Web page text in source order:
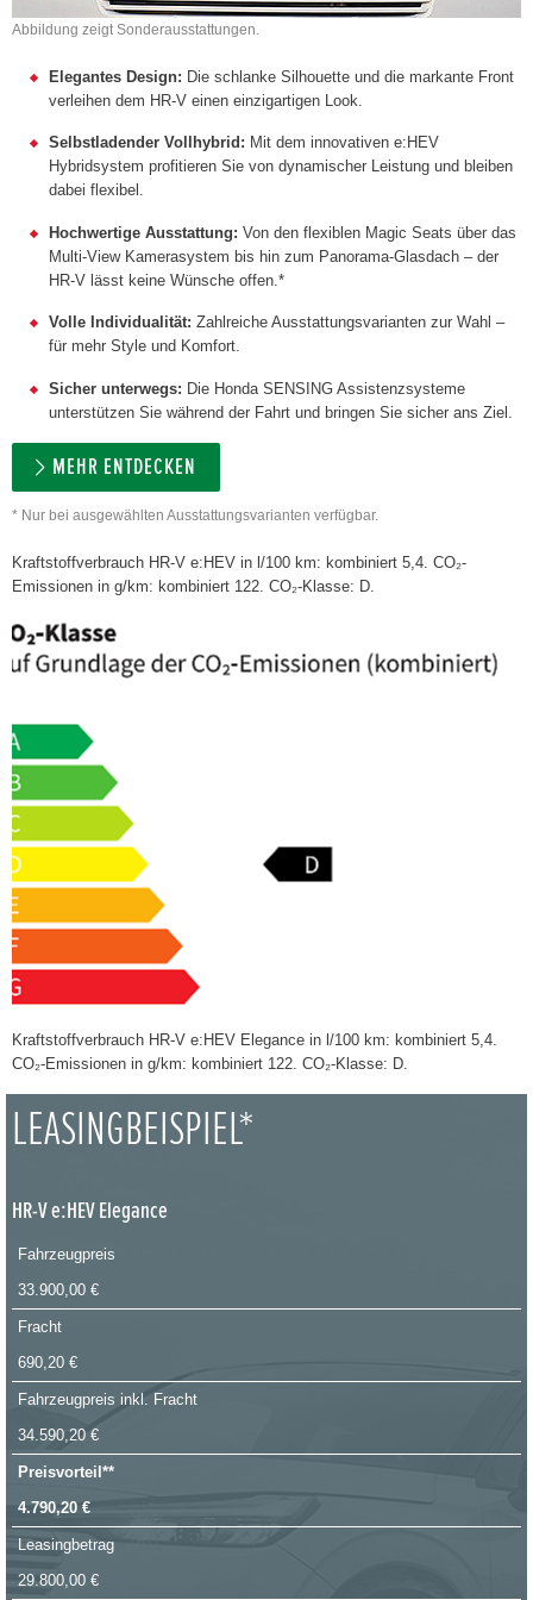
Abbildung zeigt Sonderausstattungen.
Elegantes Design: Die schlanke Silhouette und die markante Front
verleihen dem HR-V einen einzigartigen Look.
Selbstladender Vollhybrid: Mit dem innovativen e:HEV
Hybridsystem profitieren Sie von dynamischer Leistung und bleiben
dabei flexibel.
Hochwertige Ausstattung: Von den flexiblen Magic Seats über das
Multi-View Kamerasystem bis hin zum Panorama-Glasdach – der
HR-V lässt keine Wünsche offen.*
Volle Individualität: Zahlreiche Ausstattungsvarianten zur Wahl –
für mehr Style und Komfort.
Sicher unterwegs: Die Honda SENSING Assistenzsysteme
unterstützen Sie während der Fahrt und bringen Sie sicher ans Ziel.
MEHR ENTDECKEN
* Nur bei ausgewählten Ausstattungsvarianten verfügbar.
Kraftstoffverbrauch HR-V e:HEV in l/100 km: kombiniert 5,4. CO₂-
Emissionen in g/km: kombiniert 122. CO₂-Klasse: D.
Kraftstoffverbrauch HR-V e:HEV Elegance in l/100 km: kombiniert 5,4.
CO₂-Emissionen in g/km: kombiniert 122. CO₂-Klasse: D.
LEASINGBEISPIEL*
HR-V e:HEV Elegance
Fahrzeugpreis
33.900,00 €
Fracht
690,20 €
Fahrzeugpreis inkl. Fracht
34.590,20 €
Preisvorteil**
4.790,20 €
Leasingbetrag
29.800,00 €